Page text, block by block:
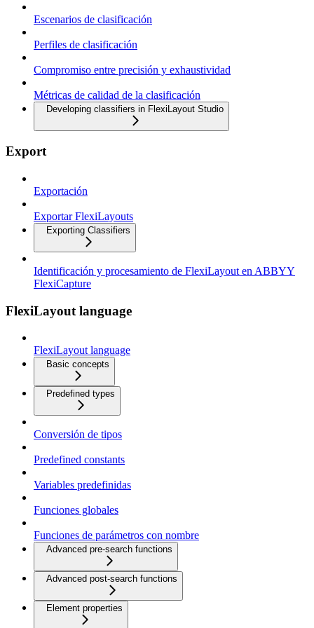
Escenarios de clasificación
Perfiles de clasificación
Compromiso entre precisión y exhaustividad
Métricas de calidad de la clasificación
Developing classifiers in FlexiLayout Studio
Export
Exportación
Exportar FlexiLayouts
Exporting Classifiers
Identificación y procesamiento de FlexiLayout en ABBYY
FlexiCapture
FlexiLayout language
FlexiLayout language
Basic concepts
Predefined types
Conversión de tipos
Predefined constants
Variables predefinidas
Funciones globales
Funciones de parámetros con nombre
Advanced pre-search functions
Advanced post-search functions
Element properties